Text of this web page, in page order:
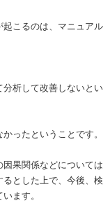
起こるのは、マニュアル
分析して改善しないとい
ったということです。
果関係などについては
とした上で、今後、検
ます。